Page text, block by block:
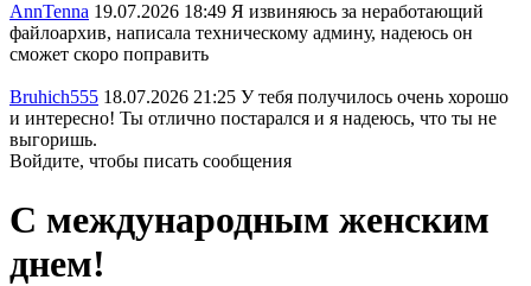
AnnTenna 19.07.2026 18:49 Я извиняюсь за неработающий
файлоархив, написала техническому админу, надеюсь он
сможет скоро поправить
Bruhich555 18.07.2026 21:25 У тебя получилось очень хорошо
и интересно! Ты отлично постарался и я надеюсь, что ты не
выгоришь.
Войдите, чтобы писать сообщения
С международным женским
днем!